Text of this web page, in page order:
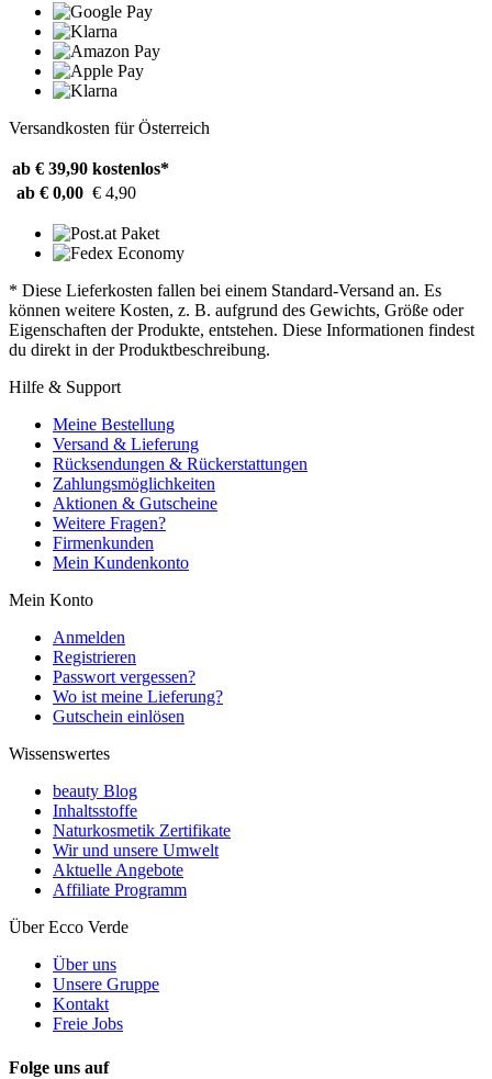
Versandkosten für Österreich
ab € 39,90 kostenlos*
ab € 0,00 € 4,90
* Diese Lieferkosten fallen bei einem Standard-Versand an. Es
können weitere Kosten, z. B. aufgrund des Gewichts, Größe oder
Eigenschaften der Produkte, entstehen. Diese Informationen findest
du direkt in der Produktbeschreibung.
Hilfe & Support
Meine Bestellung
Versand & Lieferung
Rücksendungen & Rückerstattungen
Zahlungsmöglichkeiten
Aktionen & Gutscheine
Weitere Fragen?
Firmenkunden
Mein Kundenkonto
Mein Konto
Anmelden
Registrieren
Passwort vergessen?
Wo ist meine Lieferung?
Gutschein einlösen
Wissenswertes
beauty Blog
Inhaltsstoffe
Naturkosmetik Zertifikate
Wir und unsere Umwelt
Aktuelle Angebote
Affiliate Programm
Über Ecco Verde
Über uns
Unsere Gruppe
Kontakt
Freie Jobs
Folge uns auf